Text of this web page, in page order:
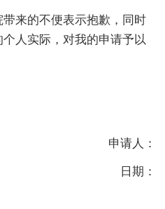
来的不便表示抱歉，同时
人实际，对我的申请予以
申请人：
日期：